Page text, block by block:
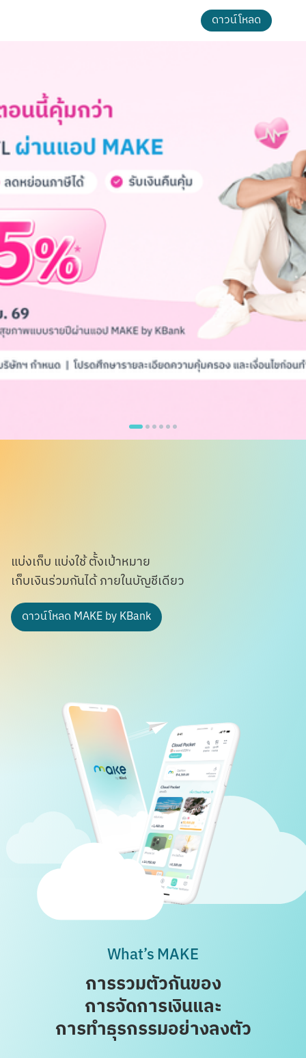
ดาวน์โหลด
แบ่งเก็บ แบ่งใช้ ตั้งเป้าหมาย
เก็บเงินร่วมกันได้ ภายในบัญชีเดียว
ดาวน์โหลด MAKE by KBank
What’s MAKE
การรวมตัวกันของ
การจัดการเงินและ
การทำธุรกรรมอย่างลงตัว